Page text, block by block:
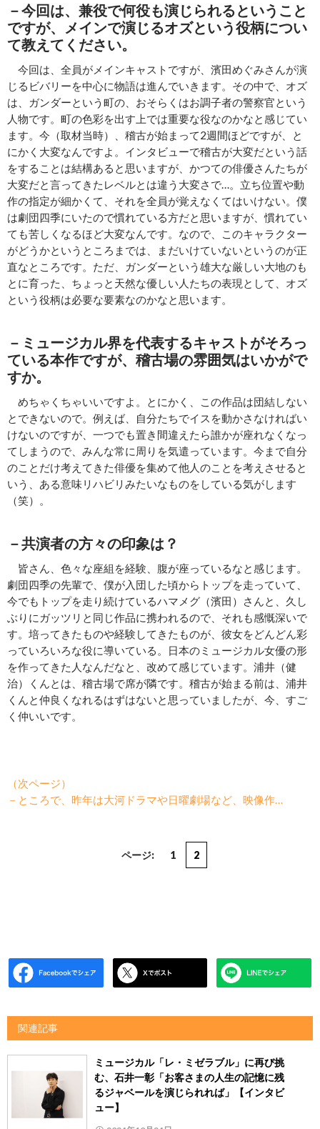
－今回は、兼役で何役も演じられるということ
ですが、メインで演じるオズという役柄につい
て教えてください。
今回は、全員がメインキャストですが、濱田めぐみさんが演
じるビバリーを中心に物語は進んでいきます。その中で、オズ
は、ガンダーという町の、おそらくはお調子者の警察官という
人物です。町の色彩を出す上では重要な役なのかなと感じてい
ます。今（取材当時）、稽古が始まって2週間ほどですが、と
にかく大変なんですよ。インタビューで稽古が大変だという話
をすることは結構あると思いますが、かつての俳優さんたちが
大変だと言ってきたレベルとは違う大変さで…。立ち位置や動
作の指定が細かくて、それを全員が覚えなくてはいけない。僕
は劇団四季にいたので慣れている方だと思いますが、慣れてい
ても苦しくなるほど大変なんです。なので、このキャラクター
がどうかというところまでは、まだいけていないというのが正
直なところです。ただ、ガンダーという雄大な厳しい大地のも
とに育った、ちょっと天然な優しい人たちの表現として、オズ
という役柄は必要な要素なのかなと思います。
－ミュージカル界を代表するキャストがそろっ
ている本作ですが、 稽古場の雰囲気はいかがで
すか。
めちゃくちゃいいですよ。とにかく、この作品は団結しない
とできないので。例えば、自分たちでイスを動かさなければい
けないのですが、一つでも置き間違えたら誰かが座れなくなっ
てしまうので、みんな常に周りを気遣っています。今まで自分
のことだけ考えてきた俳優を集めて他人のことを考えさせると
いう、ある意味リハビリみたいなものをしている気がします
（笑）。
－共演者の方々の印象は？
皆さん、色々な座組を経験、腹が座っているなと感じます。
劇団四季の先輩で、僕が入団した頃からトップを走っていて、
今でもトップを走り続けているハマメグ（濱田）さんと、久し
ぶりにガッツリと同じ作品に携われるので、それも感慨深いで
す。培ってきたものや経験してきたものが、彼女をどんどん彩
っていろいろな役に導いている。日本のミュージカル女優の形
を作ってきた人なんだなと、改めて感じています。浦井（健
治）くんとは、稽古場で席が隣です。稽古が始まる前は、浦井
くんと仲良くなれるはずはないと思っていましたが、今、すご
く仲いいです。
（次ページ）
－ところで、昨年は大河ドラマや日曜劇場など、映像作…
ページ: 1 2
関連記事
ミュージカル「レ・ミゼラブル」に再び挑
む、石井一彰「お客さまの人生の記憶に残
るジャベールを演じられれば」【インタビ
ュー】